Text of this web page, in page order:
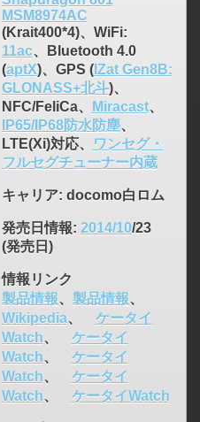
MSM8974AC
(Krait400*4)、WiFi:
11ac、Bluetooth 4.0
(aptX)、GPS (IZat Gen8B:
GLONASS+北斗)、
NFC/FeliCa、
Miracast、
IP65/IP68防水防塵、
LTE(Xi)対応、
ワンセグ・
フルセグチューナー内蔵
キャリア: docomo白ロム
発売日情報: 2014/10/23
(発売日)
情報リンク
製品情報、 製品情報、
Wikipedia、
ケータイ
Watch、
ケータイ
Watch、
ケータイ
Watch、
ケータイ
Watch、 ケータイWatch